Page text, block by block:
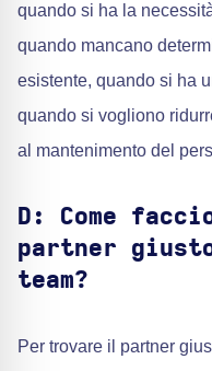
quando si ha la
quando mancano
esistente, quando si ha
quando si vogliono
al mantenimento del
D: Come
partner
team?
Per trovare il partner